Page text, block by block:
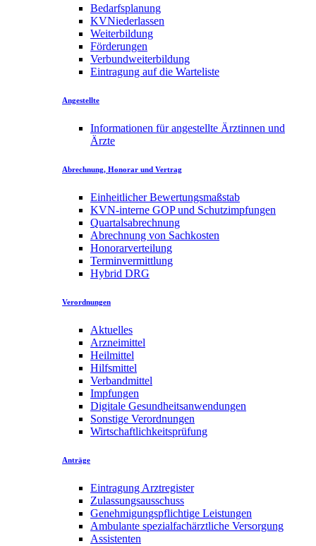
Bedarfsplanung
KVNiederlassen
Weiterbildung
Förderungen
Verbundweiterbildung
Eintragung auf die Warteliste
Angestellte
Informationen für angestellte Ärztinnen und
Ärzte
Abrechnung, Honorar und Vertrag
Einheitlicher Bewertungsmaßstab
KVN-interne GOP und Schutzimpfungen
Quartalsabrechnung
Abrechnung von Sachkosten
Honorarverteilung
Terminvermittlung
Hybrid DRG
Verordnungen
Aktuelles
Arzneimittel
Heilmittel
Hilfsmittel
Verbandmittel
Impfungen
Digitale Gesundheitsanwendungen
Sonstige Verordnungen
Wirtschaftlichkeitsprüfung
Anträge
Eintragung Arztregister
Zulassungsausschuss
Genehmigungspflichtige Leistungen
Ambulante spezialfachärztliche Versorgung
Assistenten